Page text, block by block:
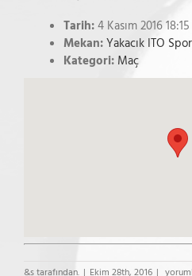
Tarih:4 Kasım 2016 18:15
Mekan:Yakacık ITO
Kategori: Maç
&s tarafından. | Ekim 28th, 2016 |